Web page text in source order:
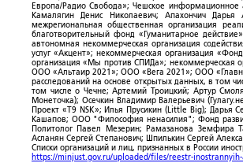
Европа/Радио Свобода»; Чешское информационное
Камалягин Денис Николаевич; Апахончич
межрегиональная общественная организация
благотворительный фонд «Гуманитарное
автономная некоммерческая организация
услуг «Акцент»; некоммерческая организация
организация «Мы против СПИДа»; некоммерческая
ООО «Альтаир 2021»; ООО «Вега 2021»; ООО
расследований на основе открытых данных, в том
том числе о Чечне; Артемий Троицкий; Артур
Монеточка); Осечкин Владимир Валерьевич
Проект «T9 NSK»; Илья Прусикин (Little Big);
Кашапов; ООО "Философия ненасилия"; Фонд
Политолог Павел Мезерин; Рамазанова Земфира
Асланян Сергей Степанович; Шпилькин Сергей
Списки организаций и лиц, признанных в России
https://minjust.gov.ru/uploaded/files/reestr-